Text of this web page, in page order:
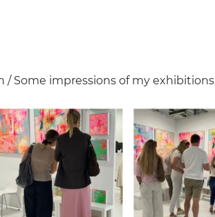
/ Some impressions of my exhibitions